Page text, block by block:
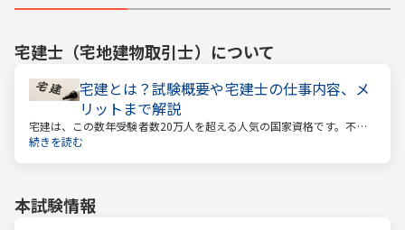
宅建士（宅地建物取引士） について
宅建とは？試験概要や宅建士の仕事内容、メ
リットまで解説
宅建は、この数年受験者数20万人を超える人気の国家資格です。不動
産業に携わる人をはじめ、他業種、学生、主婦まで、さまざまな方が
続きを読む
本試験情報